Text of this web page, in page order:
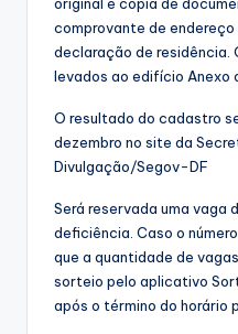
comprovante de endereço
declaração de residência.
levados ao edifício Anexo
O resultado do cadastro
dezembro no site da
Divulgação/Segov-DF
Será reservada uma vaga
deficiência. Caso o
que a quantidade de
sorteio pelo aplicativo
após o término do horário